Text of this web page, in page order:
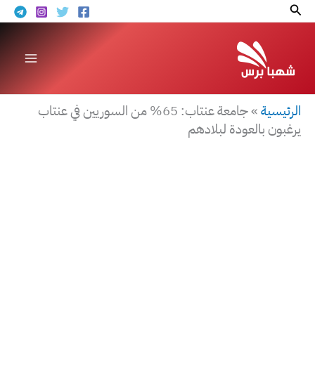
تخطيالبحث
الرئيسية»
جامعة عنتاب: 65% من السوريين في عنتاب
يرغبون بالعودة لبلادهم